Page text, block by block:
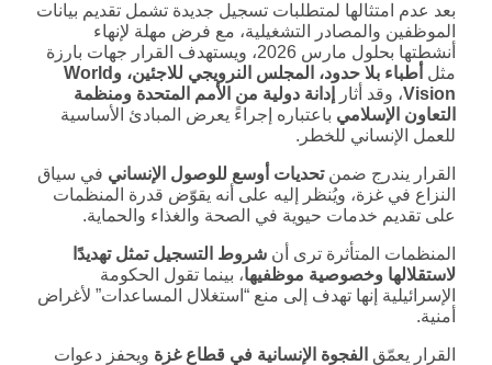
بعد عدم امتثالها لمتطلبات تسجيل جديدة تشمل تقديم بيانات
الموظفين والمصادر التشغيلية، مع فرض مهلة لإنهاء
أنشطتها بحلول مارس 2026، ويستهدف القرار جهات بارزة
مثل أطباء بلا حدود، المجلس النرويجي للاجئين، و World
Vision، وقد أثار
إدانة دولية من الأمم المتحدة ومنظمة
التعاون الإسلامي باعتباره إجراءً يعرض المبادئ الأساسية
للعمل الإنساني للخطر.
القرار يندرج ضمنتحديات أوسع للوصول الإنساني في سياق
النزاع في غزة، ويُنظر إليه على أنه يقوّض قدرة المنظمات
على تقديم خدمات حيوية في الصحة والغذاء والحماية.
المنظمات المتأثرة ترى أن شروط التسجيل تمثل تهديدًا
لاستقلالها وخصوصية موظفيها، بينما تقول الحكومة
الإسرائيلية إنها تهدف إلى منع “استغلال المساعدات” لأغراض
أمنية.
القرار يعمّق الفجوة الإنسانية في قطاع غزة ويحفز دعوات